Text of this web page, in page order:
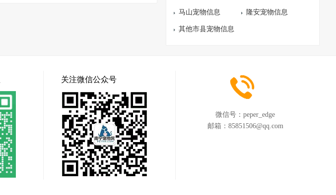
马山宠物信息 隆安宠物信息
其他市县宠物信息
关注微信公众号
微信号： peper_edge
邮箱： 85851506@qq.com